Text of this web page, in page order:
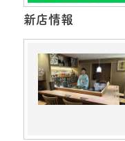
新店情報